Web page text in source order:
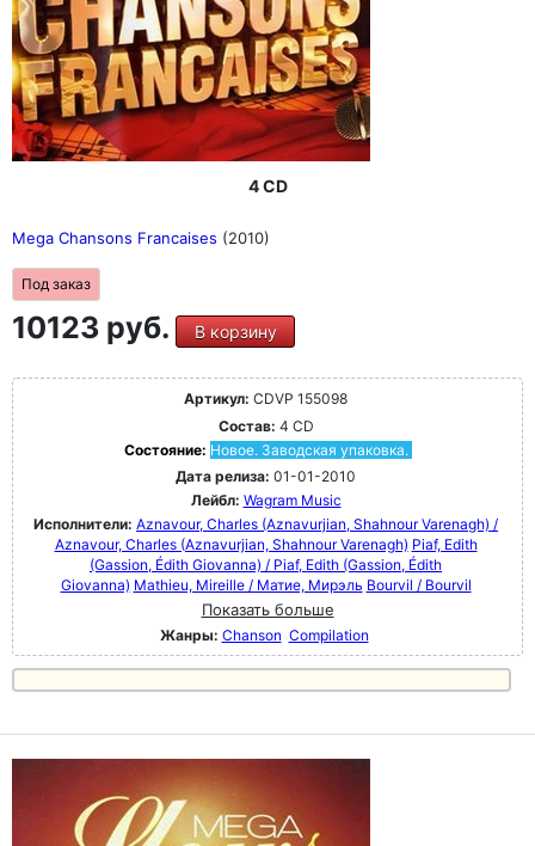
4 CD
Mega Chansons Francaises (2010)
Под заказ
10123 руб. В корзину
Артикул: CDVP 155098
Состав: 4 CD
Состояние: Новое. Заводская упаковка.
Дата релиза: 01-01-2010
Лейбл: Wagram Music
Исполнители: Aznavour, Charles (Aznavurjian, Shahnour Varenagh) /
Aznavour, Charles (Aznavurjian, Shahnour Varenagh) Piaf, Edith
(Gassion, Édith Giovanna) / Piaf, Edith (Gassion, Édith
Giovanna) Mathieu, Mireille / Матие, Мирэль Bourvil / Bourvil
Показать больше
Жанры: Chanson Compilation